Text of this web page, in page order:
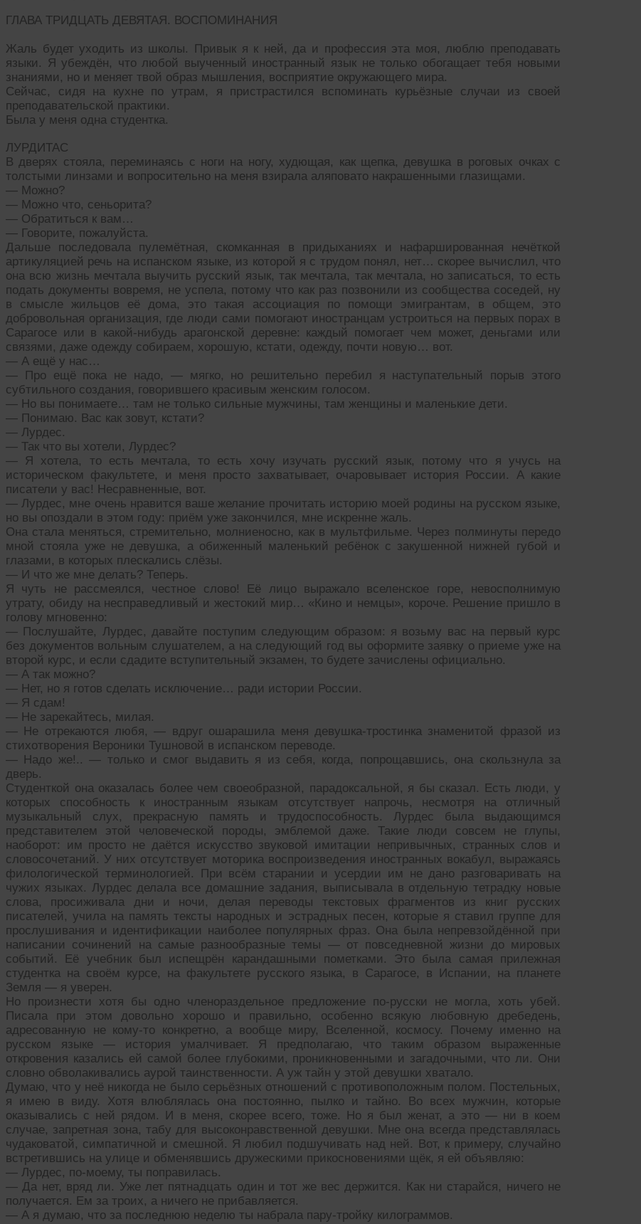
ГЛАВА ТРИДЦАТЬ ДЕВЯТАЯ. ВОСПОМИНАНИЯ
Жаль будет уходить из школы. Привык я к ней, да и профессия эта моя, люблю преподавать
языки. Я убеждён, что любой выученный иностранный язык не только обогащает тебя новыми
знаниями, но и меняет твой образ мышления, восприятие окружающего мира.
Сейчас, сидя на кухне по утрам, я пристрастился вспоминать курьёзные случаи из своей
преподавательской практики.
Была у меня одна студентка.
ЛУРДИТАС
В дверях стояла, переминаясь с ноги на ногу, худющая, как щепка, девушка в роговых очках с
толстыми линзами и вопросительно на меня взирала аляповато накрашенными глазищами.
— Можно?
— Можно что, сеньорита?
— Обратиться к вам…
— Говорите, пожалуйста.
Дальше последовала пулемётная, скомканная в придыханиях и нафаршированная нечёткой
артикуляцией речь на испанском языке, из которой я с трудом понял, нет… скорее вычислил, что
она всю жизнь мечтала выучить русский язык, так мечтала, так мечтала, но записаться, то есть
подать документы вовремя, не успела, потому что как раз позвонили из сообщества соседей, ну
в смысле жильцов её дома, это такая ассоциация по помощи эмигрантам, в общем, это
добровольная организация, где люди сами помогают иностранцам устроиться на первых порах в
Сарагосе или в какой-нибудь арагонской деревне: каждый помогает чем может, деньгами или
связями, даже одежду собираем, хорошую, кстати, одежду, почти новую… вот.
— А ещё у нас…
— Про ещё пока не надо, — мягко, но решительно перебил я наступательный порыв этого
субтильного создания, говорившего красивым женским голосом.
— Но вы понимаете… там не только сильные мужчины, там женщины и маленькие дети.
— Понимаю. Вас как зовут, кстати?
— Лурдес.
— Так что вы хотели, Лурдес?
— Я хотела, то есть мечтала, то есть хочу изучать русский язык, потому что я учусь на
историческом факультете, и меня просто захватывает, очаровывает история России. А какие
писатели у вас! Несравненные, вот.
— Лурдес, мне очень нравится ваше желание прочитать историю моей родины на русском языке,
но вы опоздали в этом году: приём уже закончился, мне искренне жаль.
Она стала меняться, стремительно, молниеносно, как в мультфильме. Через полминуты передо
мной стояла уже не девушка, а обиженный маленький ребёнок с закушенной нижней губой и
глазами, в которых плескались слёзы.
— И что же мне делать? Теперь.
Я чуть не рассмеялся, честное слово! Её лицо выражало вселенское горе, невосполнимую
утрату, обиду на несправедливый и жестокий мир… «Кино и немцы», короче. Решение пришло в
голову мгновенно:
— Послушайте, Лурдес, давайте поступим следующим образом: я возьму вас на первый курс
без документов вольным слушателем, а на следующий год вы оформите заявку о приеме уже на
второй курс, и если сдадите вступительный экзамен, то будете зачислены официально.
— А так можно?
— Нет, но я готов сделать исключение… ради истории России.
— Я сдам!
— Не зарекайтесь, милая.
— Не отрекаются любя, — вдруг ошарашила меня девушка-тростинка знаменитой фразой из
стихотворения Вероники Тушновой в испанском переводе.
— Надо же!.. — только и смог выдавить я из себя, когда, попрощавшись, она скользнула за
дверь.
Студенткой она оказалась более чем своеобразной, парадоксальной, я бы сказал. Есть люди, у
которых способность к иностранным языкам отсутствует напрочь, несмотря на отличный
музыкальный слух, прекрасную память и трудоспособность. Лурдес была выдающимся
представителем этой человеческой породы, эмблемой даже. Такие люди совсем не глупы,
наоборот: им просто не даётся искусство звуковой имитации непривычных, странных слов и
словосочетаний. У них отсутствует моторика воспроизведения иностранных вокабул, выражаясь
филологической терминологией. При всём старании и усердии им не дано разговаривать на
чужих языках. Лурдес делала все домашние задания, выписывала в отдельную тетрадку новые
слова, просиживала дни и ночи, делая переводы текстовых фрагментов из книг русских
писателей, учила на память тексты народных и эстрадных песен, которые я ставил группе для
прослушивания и идентификации наиболее популярных фраз. Она была непревзойдённой при
написании сочинений на самые разнообразные темы — от повседневной жизни до мировых
событий. Её учебник был испещрён карандашными пометками. Это была самая прилежная
студентка на своём курсе, на факультете русского языка, в Сарагосе, в Испании, на планете
Земля — я уверен.
Но произнести хотя бы одно членораздельное предложение по-русски не могла, хоть убей.
Писала при этом довольно хорошо и правильно, особенно всякую любовную дребедень,
адресованную не кому-то конкретно, а вообще миру, Вселенной, космосу. Почему именно на
русском языке — история умалчивает. Я предполагаю, что таким образом выраженные
откровения казались ей самой более глубокими, проникновенными и загадочными, что ли. Они
словно обволакивались аурой таинственности. А уж тайн у этой девушки хватало.
Думаю, что у неё никогда не было серьёзных отношений с противоположным полом. Постельных,
я имею в виду. Хотя влюблялась она постоянно, пылко и тайно. Во всех мужчин, которые
оказывались с ней рядом. И в меня, скорее всего, тоже. Но я был женат, а это — ни в коем
случае, запретная зона, табу для высоконравственной девушки. Мне она всегда представлялась
чудаковатой, симпатичной и смешной. Я любил подшучивать над ней. Вот, к примеру, случайно
встретившись на улице и обменявшись дружескими прикосновениями щёк, я ей объявляю:
— Лурдес, по-моему, ты поправилась.
— Да нет, вряд ли. Уже лет пятнадцать один и тот же вес держится. Как ни старайся, ничего не
получается. Ем за троих, а ничего не прибавляется.
— А я думаю, что за последнюю неделю ты набрала пару-тройку килограммов.